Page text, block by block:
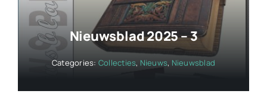
Nieuwsblad 2025 – 3
Categories: Collecties, Nieuws, Nieuwsblad